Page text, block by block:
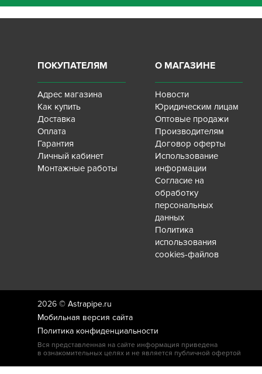
ПОКУПАТЕЛЯМ
Адрес магазина
Как купить
Доставка
Оплата
Гарантия
Личный кабинет
Монтажные работы
О МАГАЗИНЕ
Новости
Юридическим лицам
Оптовые продажи
Производителям
Договор оферты
Использование
информации
Согласие на
обработку
персональных
данных
Политика
использования
cookies-файлов
2026 © Astrapipe.ru
Мобильная версия сайта
Политика конфиденциальности
Вся представленная на сайте информация приведена
в ознакомительных целях и не является публичной офертой